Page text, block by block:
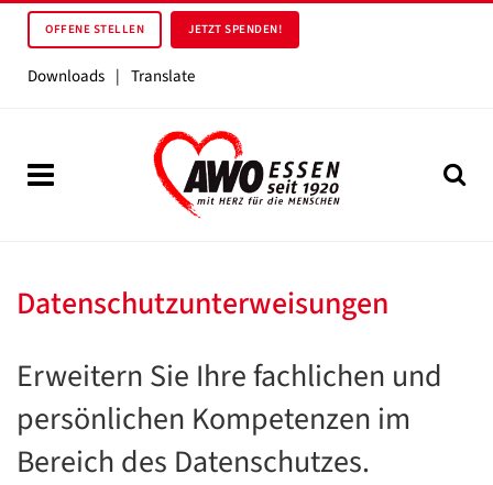
OFFENE STELLEN JETZT SPENDEN!
Downloads | Translate
Datenschutzunterweisungen
Erweitern Sie Ihre fachlichen und
persönlichen Kompetenzen im
Bereich des Datenschutzes.